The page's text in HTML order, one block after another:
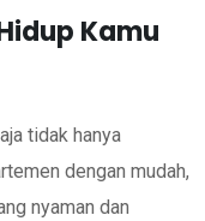
Kamu
tidak hanya
dengan mudah,
nyaman dan